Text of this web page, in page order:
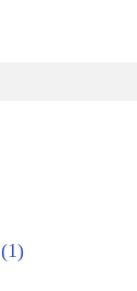
(1)